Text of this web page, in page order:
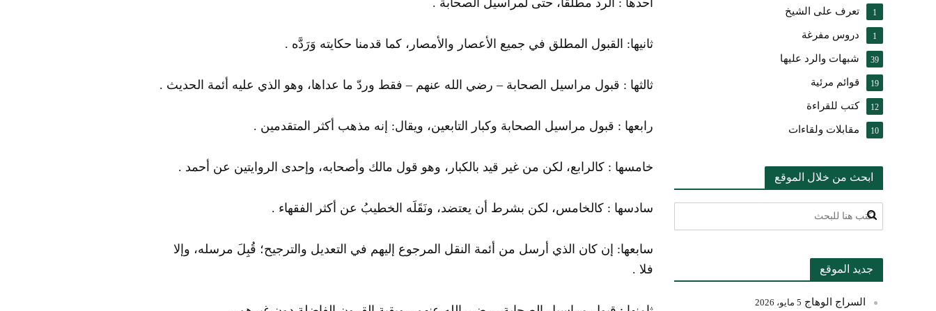
أحدها : الرد مطلقًا، حتى لمراسيل الصحابة .
ثانيها: القبول المطلق في جميع الأعصار والأمصار، كما قدمنا حكايته وَرَدَّه .
ثالثها : قبول مراسيل الصحابة – رضي الله عنهم – فقط وردّ ما عداها، وهو الذي عليه أئمة الحديث .
رابعها : قبول مراسيل الصحابة وكبار التابعين، ويقال: إنه مذهب أكثر المتقدمين .
خامسها : كالرابع، لكن من غير قيد بالكبار، وهو قول مالك وأصحابه، وإحدى الروايتين عن أحمد .
سادسها : كالخامس، لكن بشرط أن يعتضد، ونَقَلَه الخطيبُ عن أكثر الفقهاء .
سابعها: إن كان الذي أرسل من أئمة النقل المرجوع إليهم في التعديل والترجيح؛ قُبِلَ مرسله، وإلا
فلا .
تعرف على الشيخ 1
دروس مفرغة 1
شبهات والرد عليها 39
قوائم مرئية 19
كتب للقراءة 12
مقابلات ولقاءات 10
ابحث من خلال الموقع
جديد الموقع
السراج الوهاج 5 مايو، 2026